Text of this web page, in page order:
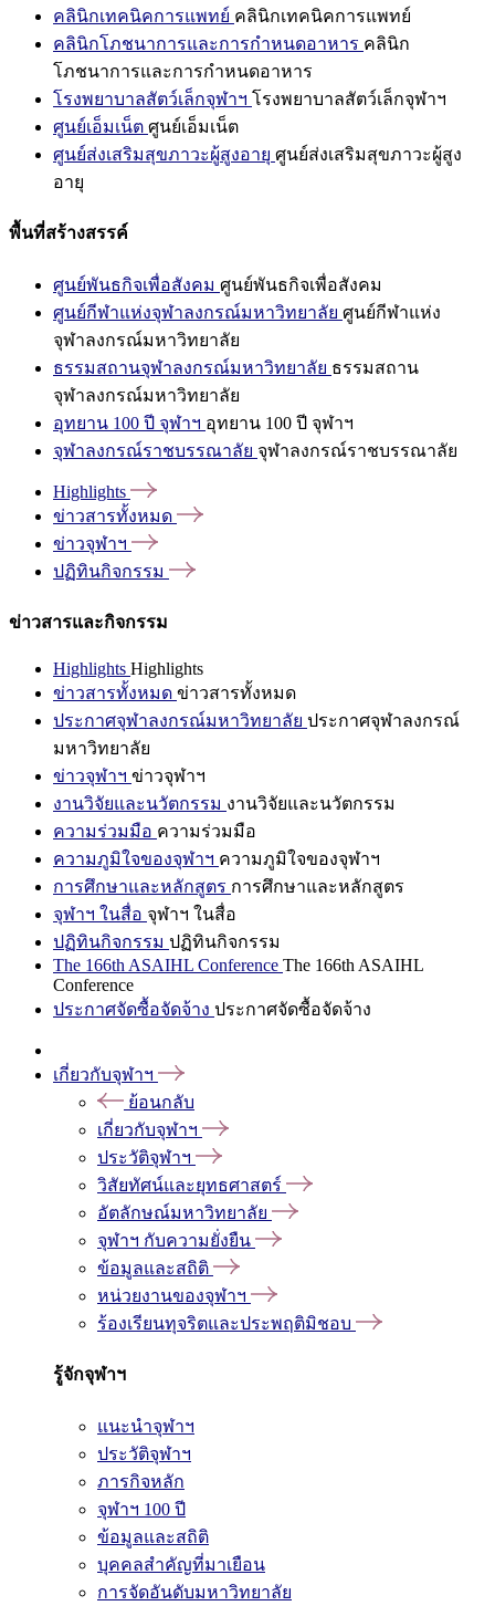
คลินิกเทคนิคการแพทย์ คลินิกเทคนิคการแพทย์
คลินิกโภชนาการและการกำหนดอาหาร คลินิก
โภชนาการและการกำหนดอาหาร
โรงพยาบาลสัตว์เล็กจุฬาฯ โรงพยาบาลสัตว์เล็กจุฬาฯ
ศูนย์เอ็มเน็ต ศูนย์เอ็มเน็ต
ศูนย์ส่งเสริมสุขภาวะผู้สูงอายุ ศูนย์ส่งเสริมสุขภาวะผู้สูง
อายุ
พื้นที่สร้างสรรค์
ศูนย์พันธกิจเพื่อสังคม ศูนย์พันธกิจเพื่อสังคม
ศูนย์กีฬาแห่งจุฬาลงกรณ์มหาวิทยาลัย ศูนย์กีฬาแห่ง
จุฬาลงกรณ์มหาวิทยาลัย
ธรรมสถานจุฬาลงกรณ์มหาวิทยาลัย ธรรมสถาน
จุฬาลงกรณ์มหาวิทยาลัย
อุทยาน 100 ปี จุฬาฯ อุทยาน 100 ปี จุฬาฯ
จุฬาลงกรณ์ราชบรรณาลัย จุฬาลงกรณ์ราชบรรณาลัย
Highlights
ข่าวสารทั้งหมด
ข่าวจุฬาฯ
ปฏิทินกิจกรรม
ข่าวสารและกิจกรรม
Highlights Highlights
ข่าวสารทั้งหมด ข่าวสารทั้งหมด
ประกาศจุฬาลงกรณ์มหาวิทยาลัย ประกาศจุฬาลงกรณ์
มหาวิทยาลัย
ข่าวจุฬาฯ ข่าวจุฬาฯ
งานวิจัยและนวัตกรรม งานวิจัยและนวัตกรรม
ความร่วมมือ ความร่วมมือ
ความภูมิใจของจุฬาฯ ความภูมิใจของจุฬาฯ
การศึกษาและหลักสูตร การศึกษาและหลักสูตร
จุฬาฯ ในสื่อ จุฬาฯ ในสื่อ
ปฏิทินกิจกรรม ปฏิทินกิจกรรม
The 166th ASAIHL Conference The 166th ASAIHL
Conference
ประกาศจัดซื้อจัดจ้าง ประกาศจัดซื้อจัดจ้าง
เกี่ยวกับจุฬาฯ
ย้อนกลับ
เกี่ยวกับจุฬาฯ
ประวัติจุฬาฯ
วิสัยทัศน์และยุทธศาสตร์
อัตลักษณ์มหาวิทยาลัย
จุฬาฯ กับความยั่งยืน
ข้อมูลและสถิติ
หน่วยงานของจุฬาฯ
ร้องเรียนทุจริตและประพฤติมิชอบ
รู้จักจุฬาฯ
แนะนำจุฬาฯ
ประวัติจุฬาฯ
ภารกิจหลัก
จุฬาฯ 100 ปี
ข้อมูลและสถิติ
บุคคลสำคัญที่มาเยือน
การจัดอันดับมหาวิทยาลัย